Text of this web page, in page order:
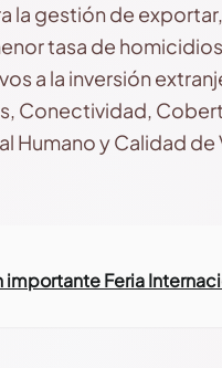
la gestión de
tasa de
a la inversión
Conectividad,
Humano y Calidad
Feria